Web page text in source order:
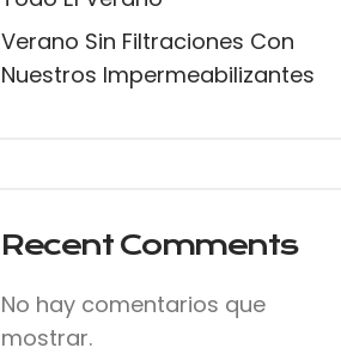
Verano Sin Filtraciones Con
Nuestros Impermeabilizantes
Recent Comments
No hay comentarios que
mostrar.